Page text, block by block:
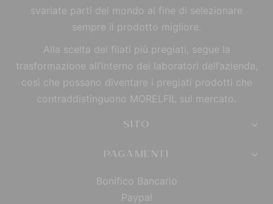
svariate parti del mondo al fine di selezionare
sempre il prodotto migliore.
Alla scelta dei filati più pregiati, segue la
trasformazione all’interno dei laboratori dell’azienda,
così che possano diventare i pregiati prodotti che
contraddistinguono MORELFIL sul mercato.
SITO
PAGAMENTI
Bonifico Bancario
Paypal